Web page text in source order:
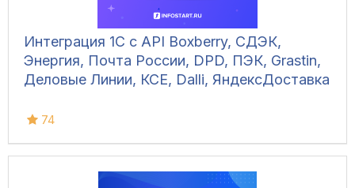
Интеграция 1С с API Boxberry, СДЭК,
Энергия, Почта России, DPD, ПЭК, Grastin,
Деловые Линии, КСЕ, Dalli, ЯндексДоставка
74